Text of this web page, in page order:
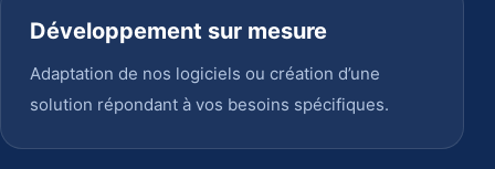
Développement sur mesure
Adaptation de nos logiciels ou création d’une
solution répondant à vos besoins spécifiques.